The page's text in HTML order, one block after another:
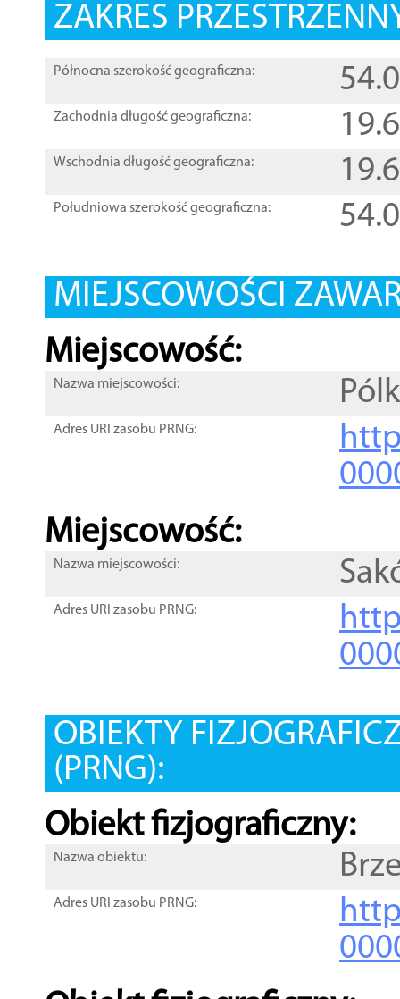
ZAKRES
Północna szerokość geograficzna:
Zachodnia długość geograficzna:
Wschodnia długość geograficzna:
Południowa szerokość geograficzna:
MIEJSCOWOŚCI
Miejscowość:
Nazwa miejscowości:
Adres URI zasobu PRNG:
Miejscowość:
Nazwa miejscowości:
Adres URI zasobu PRNG:
OBIEKTY
(PRNG):
Obiekt fizjograficzny:
Nazwa obiektu:
Adres URI zasobu PRNG: